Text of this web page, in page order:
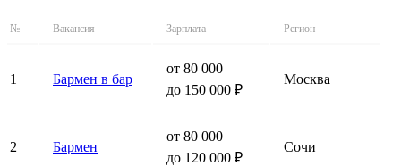
№ Вакансия Зарплата Регион
1 Бармен в бар
от 80 000
до 150 000 ₽
Москва
2 Бармен
от 80 000
до 120 000 ₽
Сочи